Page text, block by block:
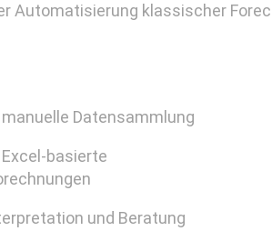
Automatisierung klassischer
Datensammlung
basierte
und Beratung